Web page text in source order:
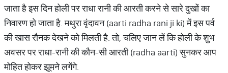
जाता है इस दिन होली पर राधा रानी की आरती करने से सारे दुखों का
निवारण हो जाता है. मथुरा वृंदावन (aarti radha rani ji ki) में इस पर्व
की खास रौनक देखने को मिलती है. तो, चलिए जान लें कि होली के शुभ
अवसर पर राधा-रानी की कौन-सी आरती (radha aarti) सुनकर आप
मोहित होकर झूमने लगेंगे.